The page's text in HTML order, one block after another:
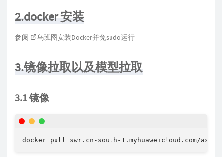
2.docker 安装
参阅 乌班图安装Docker并免sudo运行
3.镜像拉取以及模型拉取
3.1 镜像
docker pull swr.cn-south-1.myhuaweicloud.com/